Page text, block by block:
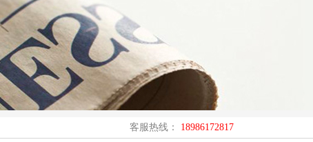
客服热线： 18986172817